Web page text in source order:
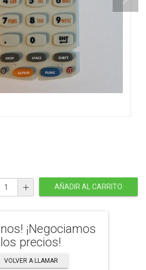
¡Negociamos
los precios!
VOLVER A LLAMAR